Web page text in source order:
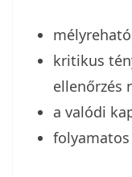
kritikus
ellenőrzés
a valódi